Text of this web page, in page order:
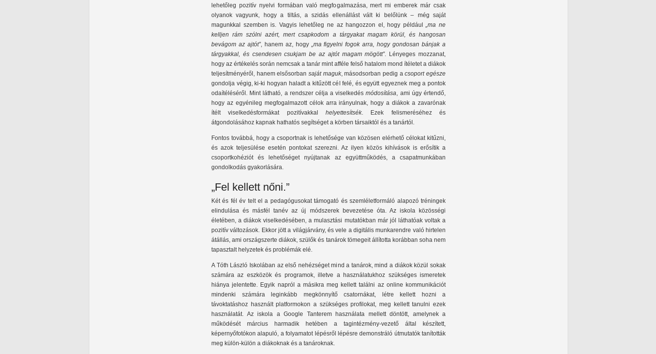
lehetőleg pozitív nyelvi formában való megfogalmazása, mert mi emberek már csak
olyanok vagyunk, hogy a tiltás, a szidás ellenállást vált ki belőlünk – még saját
magunkkal szemben is. Vagyis lehetőleg ne az hangozzon el, hogy például„ma ne
kelljen rám szólni azért, mert csapkodom a tárgyakat magam körül, és hangosan
bevágom az ajtót”, hanem az, hogy „ma figyelni fogok arra, hogy gondosan bánjak a
tárgyakkal, és csendesen csukjam be az ajtót magam mögött”. Lényeges mozzanat,
hogy az értékelés során nemcsak a tanár mint afféle felső hatalom mond ítéletet a diákok
teljesítményéről, hanem elsősorban saját maguk, másodsorban pedig acsoport egésze
gondolja végig, ki-ki hogyan haladt a kitűzött cél felé, és együtt egyeznek meg a pontok
odaítéléséről. Mint látható, a rendszer célja a viselkedésmódosítása, ami úgy értendő,
hogy az egyénileg megfogalmazott célok arra irányulnak, hogy a diákok a zavarónak
ítélt viselkedésformákat pozitívakkal helyettesítsék. Ezek felismeréséhez és
átgondolásához kapnak hathatós segítséget a körben társaiktól és a tanártól.
Fontos továbbá, hogy a csoportnak is lehetősége van közösen elérhető célokat kitűzni,
és azok teljesülése esetén pontokat szerezni. Az ilyen közös kihívások is erősítik a
csoportkohéziót és lehetőséget nyújtanak az együttműködés, a csapatmunkában
gondolkodás gyakorlására.
„Fel kellett nőni.”
Két és fél év telt el a pedagógusokat támogató és szemléletformáló alapozó tréningek
elindulása és másfél tanév az új módszerek bevezetése óta. Az iskola közösségi
életében, a diákok viselkedésében, a mulasztási mutatókban már jól láthatóak voltak a
pozitív változások. Ekkor jött a világjárvány, és vele a digitális munkarendre való hirtelen
átállás, ami országszerte diákok, szülők és tanárok tömegeit állította korábban soha nem
tapasztalt helyzetek és problémák elé.
A Tóth László Iskolában az első nehézséget mind a tanárok, mind a diákok közül sokak
számára az eszközök és programok, illetve a használatukhoz szükséges ismeretek
hiánya jelentette. Egyik napról a másikra meg kellett találni az online kommunikációt
mindenki számára leginkább megkönnyítő csatornákat, létre kellett hozni a
távoktatáshoz használt platformokon a szükséges profilokat, meg kellett tanulni ezek
használatát. Az iskola a Google Tanterem használata mellett döntött, amelynek a
működését március harmadik hetében a tagintézmény-vezető által készített,
képernyőfotókon alapuló, a folyamatot lépésről lépésre demonstráló útmutatók tanították
meg külön-külön a diákoknak és a tanároknak.